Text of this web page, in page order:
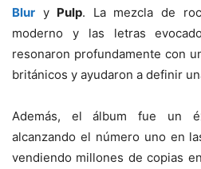
Blur y Pulp. La mezcla de
moderno y las letras
resonaron profundamente con
británicos y ayudaron a definir
Además, el álbum fue un
alcanzando el número uno en
vendiendo millones de copias